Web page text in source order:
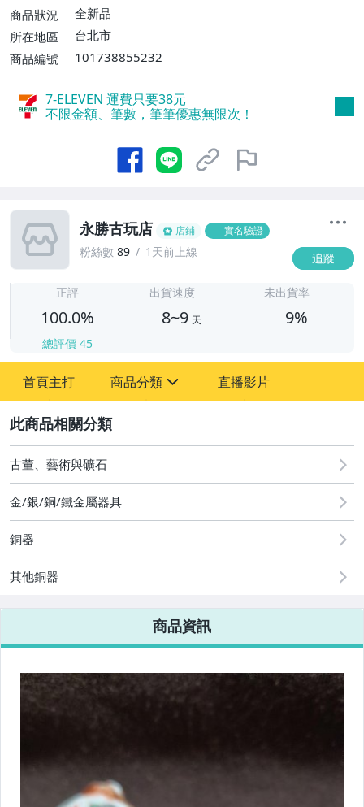
商品狀況
全新品
所在地區
台北市
商品編號
101738855232
7-ELEVEN 運費只要38元
不限金額、筆數，筆筆優惠無限次！
永勝古玩店 店鋪 實名驗證
粉絲數 89 1天前上線 追蹤
正評
100.0%
總評價 45
出貨速度
8~9 天
未出貨率
9%
首頁主打 商品分類
其它
直播影片
古董、藝術與礦石
金/銀/銅/鐵金屬器具
銅器
其他銅器
商品資訊